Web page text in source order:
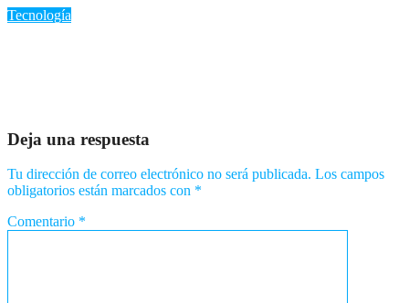
Tecnología
Deja una respuesta
Tu dirección de correo electrónico no será publicada. Los campos
obligatorios están marcados con *
Comentario *